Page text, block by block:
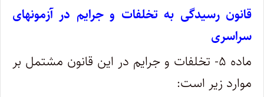
قانون رسیدگی به تخلفات و جرایم در آزمونهای
سراسری
ماده ۵- تخلفات و جرایم در این قانون مشتمل بر
موارد زیر است: